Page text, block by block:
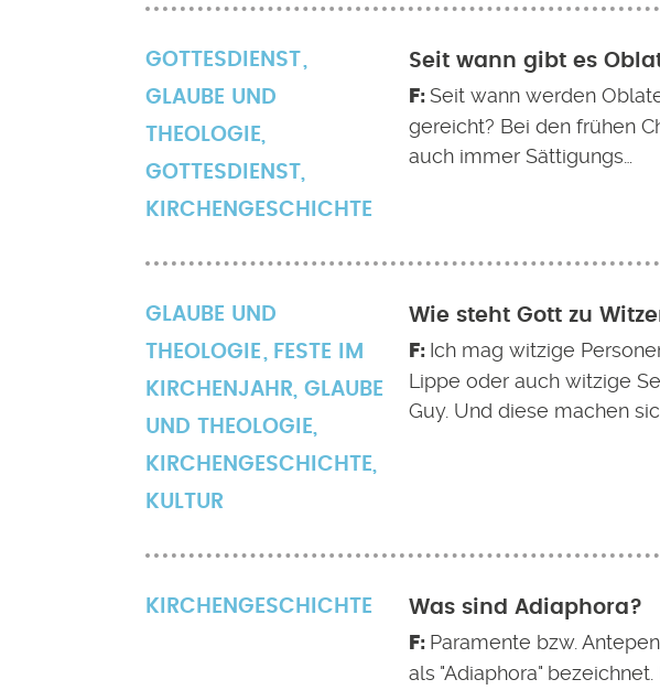
GOTTESDIENST
GLAUBE UND
THEOLOGIE,
GOTTESDIENST,
KIRCHENGESCHICHTE
Seit wann gibt es
Seit wann werden
gereicht? Bei den frühen
auch immer Sättigungs…
GLAUBE UND
THEOLOGIE
FESTE IM
KIRCHENJAHR, GLAUBE
UND THEOLOGIE,
KIRCHENGESCHICHTE,
KULTUR
Wie steht Gott zu
Ich mag witzige
Lippe oder auch witzige
Guy. Und diese machen
KIRCHENGESCHICHTE Was sind Adiaphora?
Paramente bzw.
als "Adiaphora"